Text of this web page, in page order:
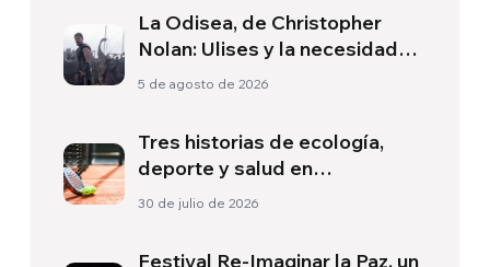
La Odisea, de Christopher
Nolan: Ulises y la necesidad
de un nuevo amanecer
5 de agosto de 2026
Tres historias de ecología,
deporte y salud en
Sudamérica
30 de julio de 2026
Festival Re-Imaginar la Paz, un